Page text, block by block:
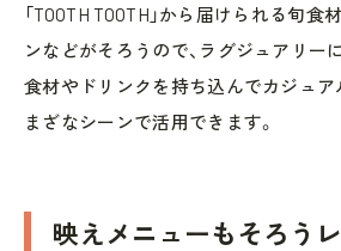
「TOOTH TOOTH」から届けられる旬
ンなどがそろうので、ラグジュアリー
食材やドリンクを持ち込んでカジュア
まざなシーンで活用できます。
映えメニューもそろう